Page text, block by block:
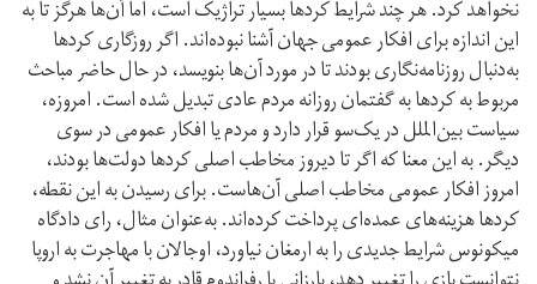
نخواهد کرد. هر چند شرایط کردها بسیار تراژیک است، اما آن‌‌ها هرگز تا بە
این اندازە برای افکار عمومی جهان آشنا نبودەاند. اگر روزگاری کردها
به‌دنبال روزنامەنگاری بودند تا در مورد آن‌ها بنویسد، در حال حاضر مباحث
مربوط بە کردها بە گفتمان روزانە مردم عادی تبدیل شدە است. امروزە،
سیاست بین‌الملل در یک‌سو قرار دارد و مردم یا افکار عمومی در سوی
دیگر. بە این معنا کە اگر تا دیروز مخاطب اصلی کردها دولت‌ها بودند،
امروز افکار عمومی مخاطب اصلی آن‌هاست. برای رسیدن بە این نقطە،
کردها هزینەهای عمدەای پرداخت کردەاند. بە‌عنوان مثال، رای دادگاە
میکونوس شرایط جدیدی را بە ارمغان نیاورد، اوجالان با مهاجرت بە اروپا